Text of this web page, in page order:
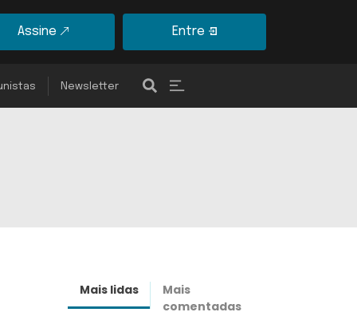
Assine Entre
Newsletter
Mais lidas
Mais
comentadas